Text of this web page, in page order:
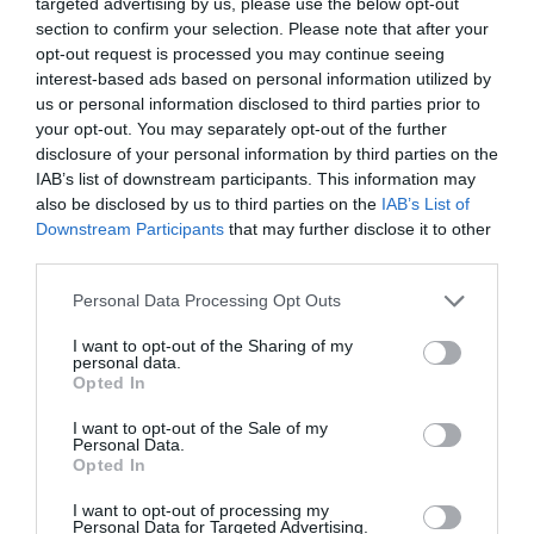
section to confirm your selection. Please note that after your
opt-out request is processed you may continue seeing
interest-based ads based on personal information utilized by
us or personal information disclosed to third parties prior to
your opt-out. You may separately opt-out of the further
disclosure of your personal information by third parties on the
IAB’s list of downstream participants. This information may
also be disclosed by us to third parties on the IAB’s List of
Downstream Participants that may further disclose it to other
Personal Data Processing Opt Outs
I want to opt-out of the Sharing of my
personal data.
Opted In
I want to opt-out of the Sale of my
Personal Data.
Opted In
I want to opt-out of processing my
Personal Data for Targeted Advertising.
vehiculului, în loc să urmeze victima, au fugit
pierzându-și urmele, scrieParma Today.
►Rovereto, și-a cumpărat un BMW S5 cu un cec
fals, româncă condamnată la un an de închisoare
pentru înșelătorie
supraveghere prezente în zonă, identifică numărul de
telefon folosit pentru negociere, analizează
înregistrările telefonice ale căror date încrucișate cu
documentația achiziționată de la agenția de
documente auto au condus la identificarea celor doi